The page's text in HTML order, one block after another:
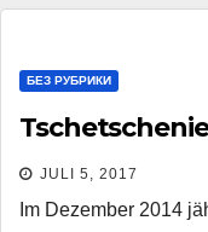
БЕЗ РУБРИКИ
JULI 5, 2017
Im Dezember 2014